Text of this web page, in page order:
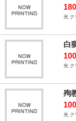
光 ク
白
光 ク
殉
光 ク